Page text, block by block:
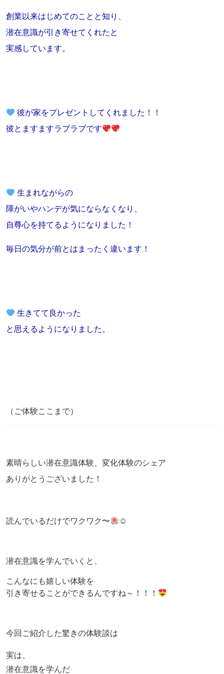
創業以来はじめてのことと知り、
潜在意識が引き寄せてくれたと
実感しています。
彼が家をプレゼントしてくれました！！
彼とますますラブラブです
生まれながらの
障がいやハンデが気にならなくなり、
自尊心を持てるようになりました！
毎日の気分が前とはまったく違います！
生きてて良かった
と思えるようになりました。
（ご体験ここまで）
素晴らしい潜在意識体験、変化体験のシェア
ありがとうございました！
読んでいるだけでワクワク〜 ☺
潜在意識を学んでいくと、
こんなにも嬉しい体験を
引き寄せることができるんですね～！！！
今回ご紹介した驚きの体験談は
実は、
潜在意識を学んだ